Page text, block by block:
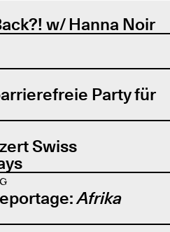
w/ Hanna Noir
Party für
Swiss
Afrika